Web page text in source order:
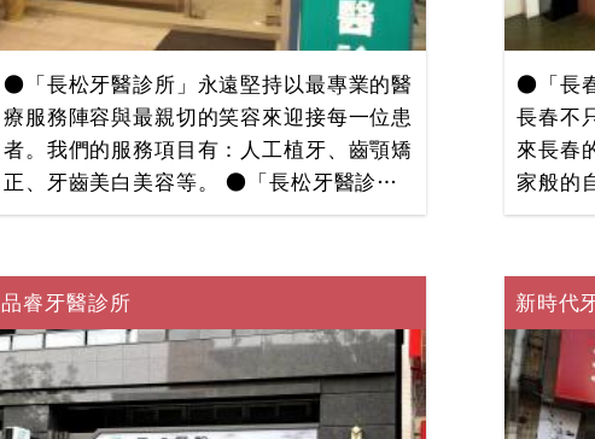
●「長松牙醫診所」永遠堅持以最專業的醫
療服務陣容與最親切的笑容來迎接每一位患
者。我們的服務項目有：人工植牙、齒顎矯
正、牙齒美白美容等。 ●「長松牙醫診
所」在院長王喆醫師的領銜下，完美整合了
設備，提供您全球同步最新、最優質醫療技
術，更要求每一位同仁以用心、仁心、真心
為本的貼心服務對待每一位患者。 我們的
專業值得您信賴！「長松牙醫診所」為您的
口腔健康嚴格把關。
●「長
長春不
來長春
家般的
般真心
診所」
醫療過
的呢？
所」不
我們的
品睿牙醫診所 新時代